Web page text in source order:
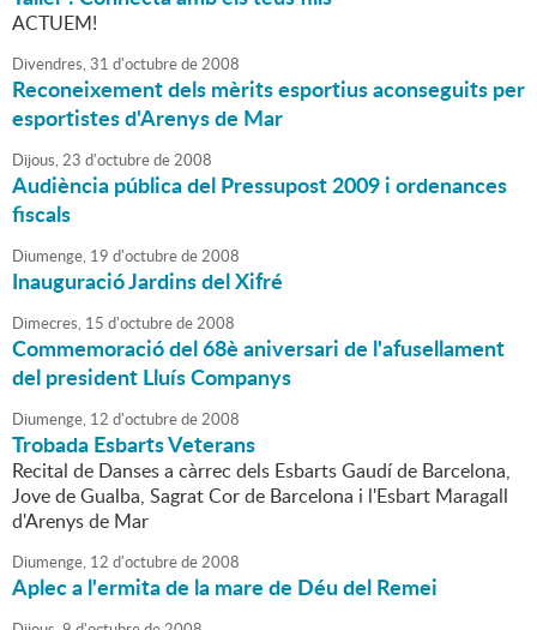
ACTUEM!
Divendres,31 d'octubrede2008
Reconeixement dels mèrits esportius aconseguits per
esportistes d'Arenys de Mar
Dijous,23 d'octubrede2008
Audiència pública del Pressupost 2009 i ordenances
fiscals
Diumenge, 19 d'octubrede2008
Inauguració Jardins del Xifré
Dimecres, 15 d'octubrede2008
Commemoració del 68è aniversari de l'afusellament
del president Lluís Companys
Diumenge, 12 d'octubrede2008
Trobada Esbarts Veterans
Recital de Danses a càrrec dels Esbarts Gaudí de Barcelona,
Jove de Gualba, Sagrat Cor de Barcelona i l'Esbart Maragall
d'Arenys de Mar
Diumenge, 12 d'octubrede2008
Aplec a l'ermita de la mare de Déu del Remei